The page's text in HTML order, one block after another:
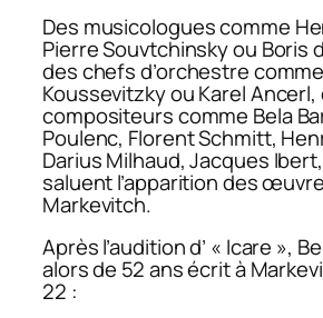
Des musicologues comme
Pierre Souvtchinsky ou Boris
des chefs d’orchestre
Koussevitzky ou Karel Ancerl,
compositeurs comme Bela
Poulenc, Florent Schmitt,
Darius Milhaud, Jacques
saluent l’apparition des
Markevitch.
Après l’audition d’ « Icare »,
alors de 52 ans écrit à
22 :